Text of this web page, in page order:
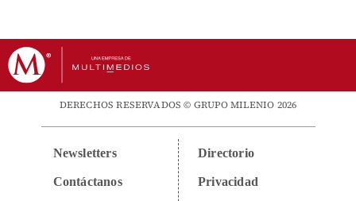
DERECHOS RESERVADOS © GRUPO MILENIO 2026
Newsletters
Contáctanos
Directorio
Privacidad